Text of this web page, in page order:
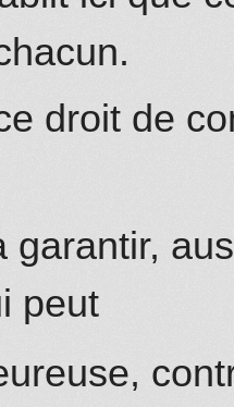
droit de
garantir,
peut